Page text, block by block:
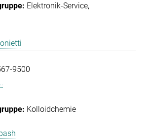
Elektronik-Service
9500
Kolloidchemie